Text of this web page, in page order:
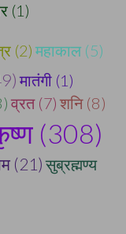
(1)
(2) महाकाल (5)
मातंगी (1)
व्रत (7) शनि (8)
(308)
(21) सुब्रह्मण्य